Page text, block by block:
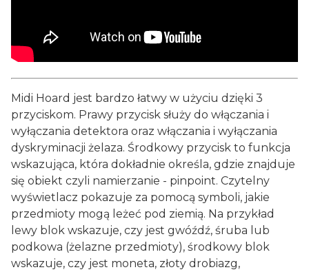
Midi Hoard jest bardzo łatwy w użyciu dzięki 3
przyciskom. Prawy przycisk służy do włączania i
wyłączania detektora oraz włączania i wyłączania
dyskryminacji żelaza. Środkowy przycisk to funkcja
wskazująca, która dokładnie określa, gdzie znajduje
się obiekt czyli namierzanie - pinpoint. Czytelny
wyświetlacz pokazuje za pomocą symboli, jakie
przedmioty mogą leżeć pod ziemią. Na przykład
lewy blok wskazuje, czy jest gwóźdź, śruba lub
podkowa (żelazne przedmioty), środkowy blok
wskazuje, czy jest moneta, złoty drobiazg,